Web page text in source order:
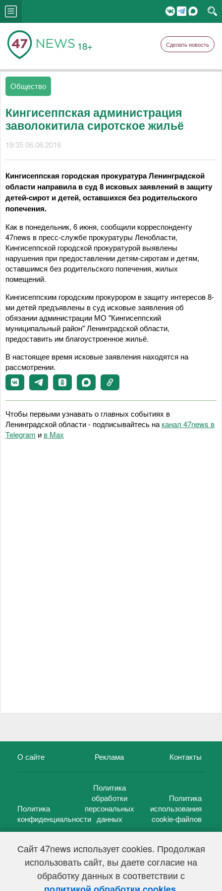
Сайт 47news использует cookies. Продолжая
использовать сайт, вы даете согласие на
обработку данных в соответствии с
18+ Сделать новость
Общество
Кингисеппская администрация
заволокитила сиротское жильё
19:35 06.06.2016
Кингисеппская городская прокуратура Ленинградской
области направила в суд 8 исковых заявлений в защиту
детей-сирот и детей, оставшихся без родительского
попечения.
Как в понедельник, 6 июня, сообщили корреспонденту
47news в пресс-службе прокуратуры Ленобласти,
Кингисеппской городской прокуратурой выявлены
нарушения при предоставлении детям-сиротам и детям,
оставшимся без родительского попечения, жилых
помещений.
Кингисеппским городским прокурором в защиту интересов 8-
ми детей предъявлены в суд исковые заявления об
обязании администрации МО "Кингисеппский
муниципальный район" Ленинградской области,
предоставить им благоустроенное жильё.
В настоящее время исковые заявления находятся на
рассмотрении.
Чтобы первыми узнавать о главных событиях в
Ленинградской области - подписывайтесь на канал 47news в
Telegram и в Maх
О сайте Реклама Контакты
Политика
конфиденциальности
Политика
обработки
персональных
данных
Политика
использования
cookie-файлов
47 новостей (47 news)2005 — 2026 г.
Свидетельство о регистрации СМИ Эл № ФС 77-39848, выдано
Федеральной службой по надзору в сфере связи,